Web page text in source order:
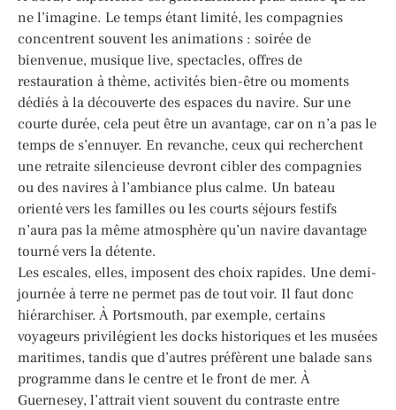
ne l’imagine. Le temps étant limité, les compagnies
concentrent souvent les animations : soirée de
bienvenue, musique live, spectacles, offres de
restauration à thème, activités bien-être ou moments
dédiés à la découverte des espaces du navire. Sur une
courte durée, cela peut être un avantage, car on n’a pas le
temps de s’ennuyer. En revanche, ceux qui recherchent
une retraite silencieuse devront cibler des compagnies
ou des navires à l’ambiance plus calme. Un bateau
orienté vers les familles ou les courts séjours festifs
n’aura pas la même atmosphère qu’un navire davantage
tourné vers la détente.
Les escales, elles, imposent des choix rapides. Une demi-
journée à terre ne permet pas de tout voir. Il faut donc
hiérarchiser. À Portsmouth, par exemple, certains
voyageurs privilégient les docks historiques et les musées
maritimes, tandis que d’autres préfèrent une balade sans
programme dans le centre et le front de mer. À
Guernesey, l’attrait vient souvent du contraste entre